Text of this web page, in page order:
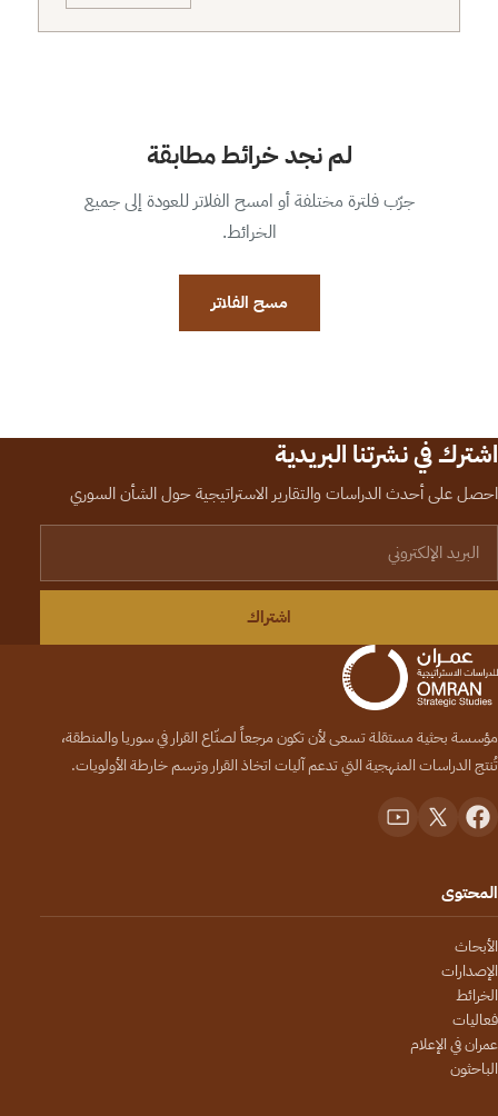
لم نجد خرائط مطابقة
جرّب فلترة مختلفة أو امسح الفلاتر للعودة إلى جميع
الخرائط.
مسح الفلاتر
اشترك في نشرتنا البريدية
احصل على أحدث الدراسات والتقارير الاستراتيجية حول الشأن السوري
اشتراك
مؤسسة بحثية مستقلة تسعى لأن تكون مرجعاً لصنّاع القرار في سوريا والمنطقة،
تُنتج الدراسات المنهجية التي تدعم آليات اتخاذ القرار وترسم خارطة الأولويات.
المحتوى
الأبحاث
الإصدارات
الخرائط
فعاليات
عمران في الإعلام
الباحثون